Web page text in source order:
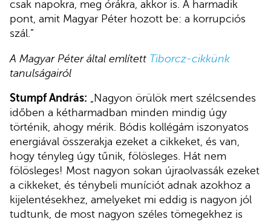
csak napokra, meg órákra, akkor is. A harmadik
pont, amit Magyar Péter hozott be: a korrupciós
szál.”
A Magyar Péter által említett Tiborcz-cikkünk
tanulságairól
Stumpf András: „Nagyon örülök mert szélcsendes
időben a kétharmadban minden mindig úgy
történik, ahogy mérik. Bódis kollégám iszonyatos
energiával összerakja ezeket a cikkeket, és van,
hogy tényleg úgy tűnik, fölösleges. Hát nem
fölösleges! Most nagyon sokan újraolvassák ezeket
a cikkeket, és ténybeli muníciót adnak azokhoz a
kijelentésekhez, amelyeket mi eddig is nagyon jól
tudtunk, de most nagyon széles tömegekhez is